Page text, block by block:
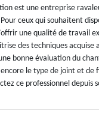
est une entreprise
ceux qui souhaitent
une qualité de travail
des techniques
bonne évaluation du
le type de joint et de
ce professionnel depuis